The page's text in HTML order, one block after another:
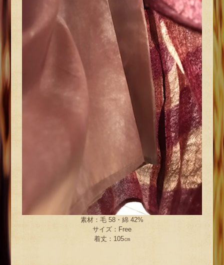
素材：毛 58・綿 42%
サイズ：Free
着丈：105㎝